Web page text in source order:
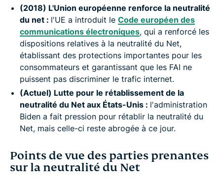
(2018) L'Union européenne renforce la neutralité
du net : l'UE a introduit le Code européen des
communications électroniques, qui a renforcé les
dispositions relatives à la neutralité du Net,
établissant des protections importantes pour les
consommateurs et garantissant que les FAI ne
puissent pas discriminer le trafic internet.
(Actuel) Lutte pour le rétablissement de la
neutralité du Net aux États-Unis : l'administration
Biden a fait pression pour rétablir la neutralité du
Net, mais celle-ci reste abrogée à ce jour.
Points de vue des parties prenantes
sur la neutralité du Net